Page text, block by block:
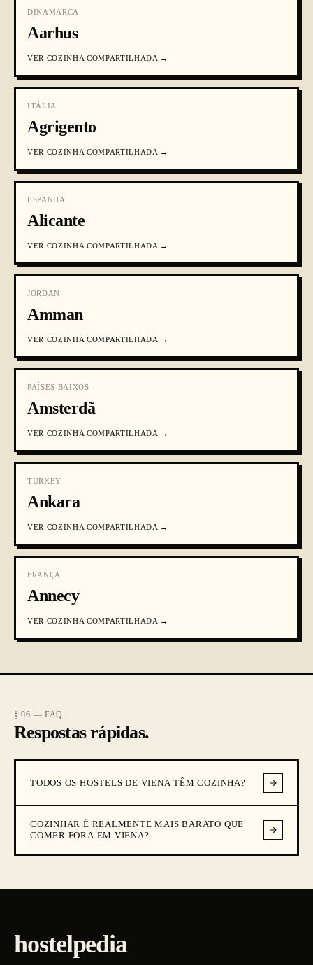
DINAMARCA
Aarhus
VER COZINHA COMPARTILHADA →
ITÁLIA
Agrigento
VER COZINHA COMPARTILHADA →
ESPANHA
Alicante
VER COZINHA COMPARTILHADA →
JORDAN
Amman
VER COZINHA COMPARTILHADA →
PAÍSES BAIXOS
Amsterdã
VER COZINHA COMPARTILHADA →
TURKEY
Ankara
VER COZINHA COMPARTILHADA →
FRANÇA
Annecy
VER COZINHA COMPARTILHADA →
§ 06 — FAQ
Respostas rápidas.
TODOS OS HOSTELS DE VIENA TÊM COZINHA?
COZINHAR É REALMENTE MAIS BARATO QUE
COMER FORA EM VIENA?
hostelpedia